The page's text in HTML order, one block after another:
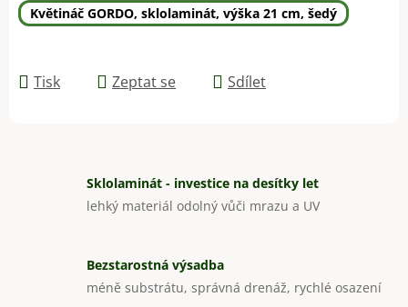
Květináč GORDO, sklolaminát, výška 21 cm, šedý
Tisk Zeptat se Sdílet
Sklolaminát - investice na desítky let
lehký materiál odolný vůči mrazu a UV
Bezstarostná výsadba
méně substrátu, správná drenáž, rychlé osazení